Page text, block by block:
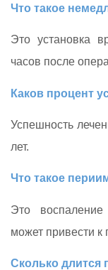
Что такое
Это установка
часов после
Каков процент
Успешность
лет.
Что такое
Это воспаление
может привести к
Сколько длится